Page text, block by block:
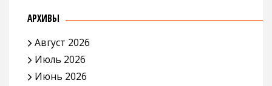
АРХИВЫ
Август 2026
Июль 2026
Июнь 2026